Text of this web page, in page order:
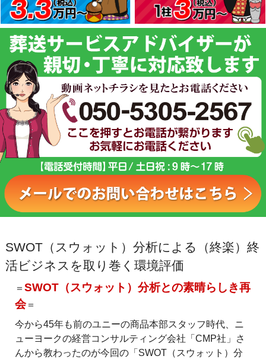
SWOT（スウォット）分析による（終楽）終
活ビジネスを取り巻く環境評価
＝ SWOT（スウォット）分析との素晴らしき再
会＝
今から45年も前のユニーの商品本部スタッフ時代、ニ
ューヨークの経営コンサルティング会社「CMP社」さ
んから教わったのが今回の「SWOT（スウォット）分